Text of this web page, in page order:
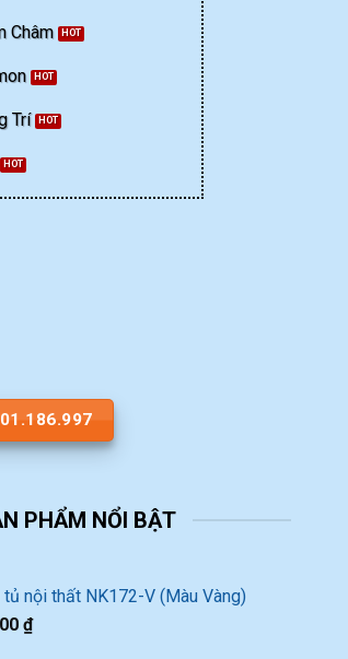
Châm
Trí
PHẨM NỔI BẬT
tủ nội thất NK172-V (Màu Vàng)
₫